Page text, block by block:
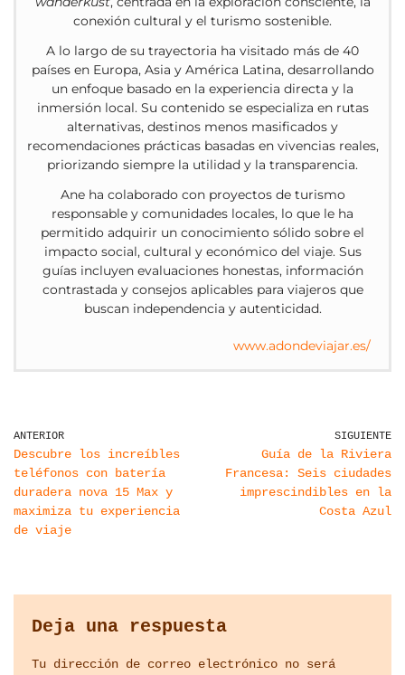
conexión cultural y el turismo sostenible.
A lo largo de su trayectoria ha visitado más de 40
países en Europa, Asia y América Latina, desarrollando
un enfoque basado en la experiencia directa y la
inmersión local. Su contenido se especializa en rutas
alternativas, destinos menos masificados y
recomendaciones prácticas basadas en vivencias reales,
priorizando siempre la utilidad y la transparencia.
Ane ha colaborado con proyectos de turismo
responsable y comunidades locales, lo que le ha
permitido adquirir un conocimiento sólido sobre el
impacto social, cultural y económico del viaje. Sus
guías incluyen evaluaciones honestas, información
contrastada y consejos aplicables para viajeros que
buscan independencia y autenticidad.
www.adondeviajar.es/
ANTERIOR
Descubre los increíbles
teléfonos con batería
duradera nova 15 Max y
maximiza tu experiencia
de viaje
SIGUIENTE
Guía de la Riviera
Francesa: Seis ciudades
imprescindibles en la
Costa Azul
Deja una respuesta
Tu dirección de correo electrónico no será